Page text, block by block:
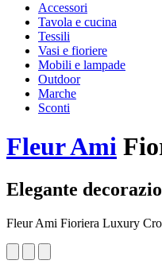
Accessori
Tavola e cucina
Tessili
Vasi e fioriere
Mobili e lampade
Outdoor
Marche
Sconti
Fleur Ami
Elegante
Fleur Ami Fioriera Luxury